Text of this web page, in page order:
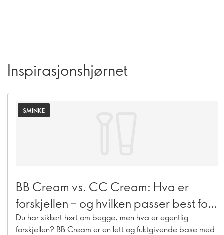
Inspirasjonshjørnet
SMINKE
BB Cream vs. CC Cream: Hva er
forskjellen – og hvilken passer best for
deg?
Du har sikkert hørt om begge, men hva er egentlig
forskjellen? BB Cream er en lett og fuktgivende base med